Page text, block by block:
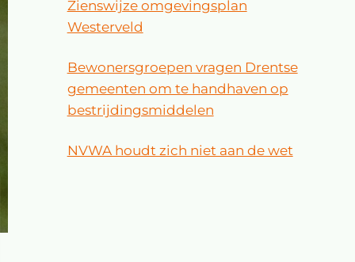
Zienswijze omgevingsplan
Westerveld
Bewonersgroepen vragen Drentse
gemeenten om te handhaven op
bestrijdingsmiddelen
NVWA houdt zich niet aan de wet